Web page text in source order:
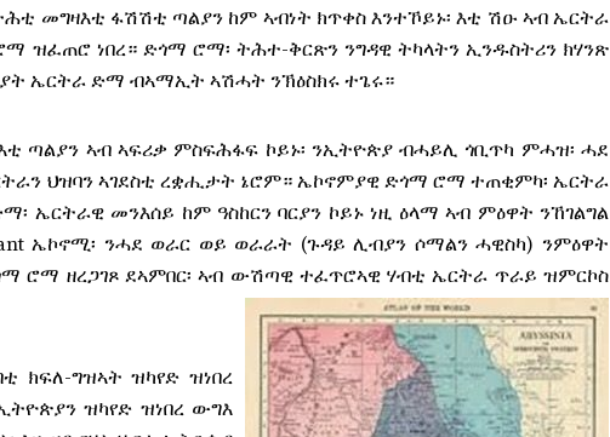
መግዛእቲ ፋሽሽቲ ጣልያን ከም ኣብነት ክጥቀስ እንተኾይኑ፡ እቲ ሽዑ ኣብ ኤርትራ
ዝፈጠሮ ነበረ። ድጎማ ሮማ፡ ትሕተ-ቅርጽን ንግዳዊ ትካላትን ኢንዱስትሪን ክሃንጽ
ኤርትራ ድማ ብኣማኢት ኣሽሓት ንኽዕስክሩ ተጌሩ።
ጣልያን ኣብ ኣፍሪቃ ምስፍሕፋፍ ኮይኑ፡ ንኢትዮጵያ ብሓይሊ ጎቢጥካ ምሓዝ፡ ሓደ
ህዝባን ኣገደስቲ ረቋሒታት ኔሮም። ኤኮኖምያዊ ድጎማ ሮማ ተጠቂምካ፡ ኤርትራ
ኤርትራዊ መንእሰይ ከም ዓስከርን ባርያን ኮይኑ ነዚ ዕላማ ኣብ ምዕዋት ንኸገልግል
ኤኮኖሚ፡ ንሓደ ወራር ወይ ወራራት (ጉዳይ ሊብያን ሶማልን ሓዊስካ) ንምዕዋት
ሮማ ዘረጋገጾ ደኣምበር፡ ኣብ ውሽጣዊ ተፈጥሮኣዊ ሃብቲ ኤርትራ ጥራይ ዝምርኮስ
ክፍለ-ግዝኣት ዝካየድ ዝነበረ
ዝካየድ ዝነበረ ውግእ